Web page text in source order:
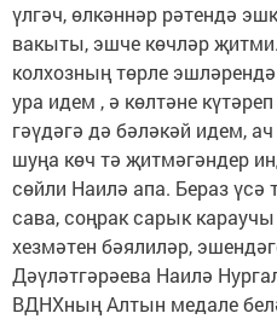
үлгәч, өлкәннәр рәтендә
вакыты, эшче көчләр
колхозның төрле
ура идем , ә көлтәне
гәүдәгә дә бәләкәй идем,
шуңа көч тә җитмәгәндер
сөйли Наилә апа. Бераз
сава, соңрак сарык
хезмәтен бәялиләр,
Дәүләтгәрәева Наилә
ВДНХның Алтын медале